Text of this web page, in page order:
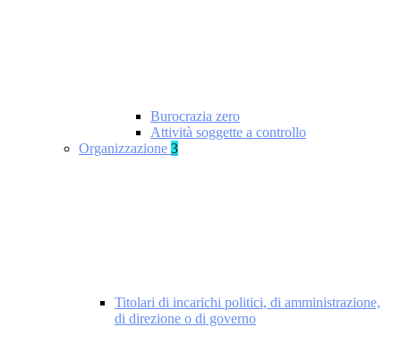
Burocrazia zero
Attività soggette a controllo
Organizzazione 3
Titolari di incarichi politici, di amministrazione,
di direzione o di governo